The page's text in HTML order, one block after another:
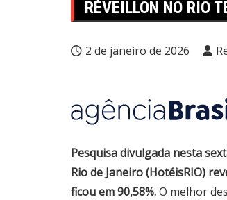
RÉVEILLON NO RIO
2 de janeiro de 2026
Pesquisa divulgada nesta
Rio de Janeiro (HotéisRIO)
ficou em 90,58%.O melhor